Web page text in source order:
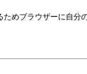
ためブラウザーに自分